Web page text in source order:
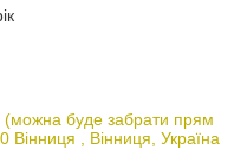
(можна буде забрати прям
Вінниця , Вінниця, Україна